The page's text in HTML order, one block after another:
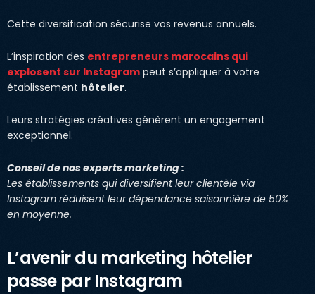
Cette diversification sécurise vos revenus annuels.
L’inspiration des entrepreneurs marocains qui
explosent sur Instagram peut s’appliquer à votre
établissement hôtelier.
Leurs stratégies créatives génèrent un engagement
exceptionnel.
Conseil de nos experts marketing :
Les établissements qui diversifient leur clientèle via
Instagram réduisent leur dépendance saisonnière de 50%
en moyenne.
L’avenir du marketing hôtelier
passe par Instagram